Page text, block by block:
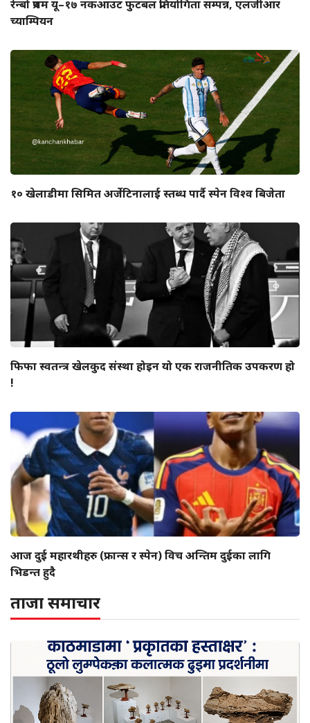
रेन्बो प्रथम यू–१७ नकआउट फुटबल प्रतियोगिता सम्पन्न, एलजीआर
च्याम्पियन
१० खेलाडीमा सिमित अर्जेटिनालाई स्तब्ध पार्दै स्पेन विश्व बिजेता
फिफा स्वतन्त्र खेलकुद संस्था होइन यो एक राजनीतिक उपकरण हो
!
आज दुई महारथीहरु (फ्रान्स र स्पेन) विच अन्तिम दुईका लागि
भिडन्त हुदै
ताजा समाचार